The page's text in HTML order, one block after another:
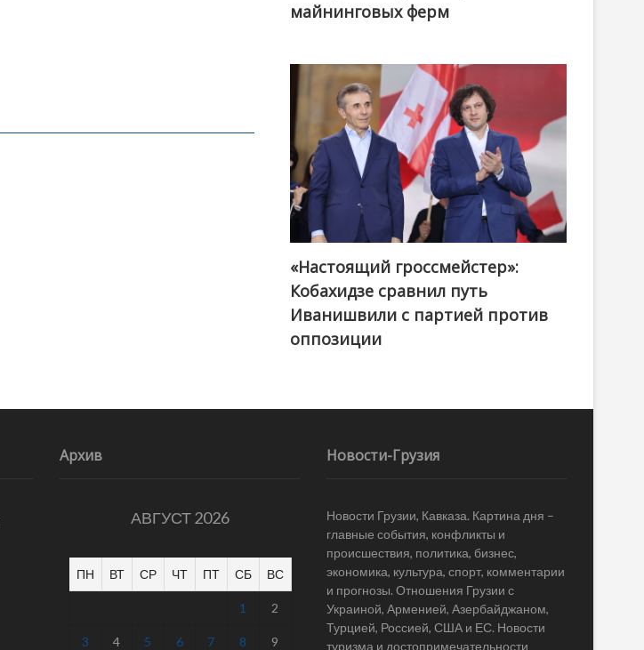
майнинговых ферм
@ქართული ოცნება / Georgian Dream
«Настоящий гроссмейстер»:
Кобахидзе сравнил путь
Иванишвили с партией против
оппозиции
Архив
АВГУСТ 2026
ПН ВТ СР ЧТ ПТ СБ ВС
1 2
3 4 5 6 7 8 9
Новости-Грузия
Новости Грузии, Кавказа. Картина дня –
главные события, конфликты и
происшествия, политика, бизнес,
экономика, культура, спорт, комментарии
и прогнозы. Отношения Грузии с
Украиной, Арменией, Азербайджаном,
Турцией, Россией, США и ЕС. Новости
туризма и достопримечательности